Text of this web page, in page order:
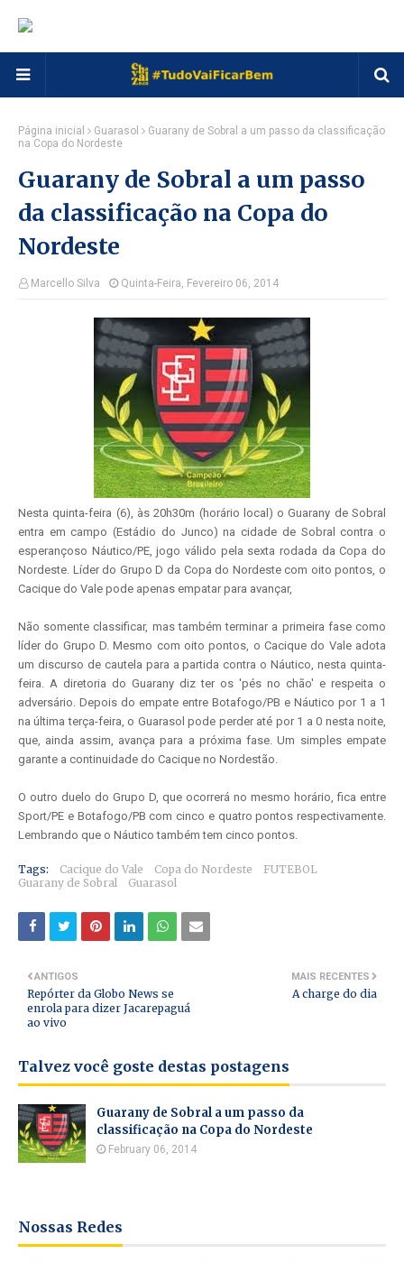
Página inicial Guarasol
Guarany de Sobral a um passo da classificação
na Copa do Nordeste
Guarany de Sobral a um passo
da classificação na Copa do
Nordeste
Marcello Silva Quinta-Feira, Fevereiro 06, 2014
Nesta quinta-feira (6), às 20h30m (horário local) o Guarany de Sobral
entra em campo (Estádio do Junco) na cidade de Sobral contra o
esperançoso Náutico/PE, jogo válido pela sexta rodada da Copa do
Nordeste. Líder do Grupo D da Copa do Nordeste com oito pontos, o
Cacique do Vale pode apenas empatar para avançar,
Não somente classificar, mas também terminar a primeira fase como
líder do Grupo D. Mesmo com oito pontos, o Cacique do Vale adota
um discurso de cautela para a partida contra o Náutico, nesta quinta-
feira. A diretoria do Guarany diz ter os 'pés no chão' e respeita o
adversário. Depois do empate entre Botafogo/PB e Náutico por 1 a 1
na última terça-feira, o Guarasol pode perder até por 1 a 0 nesta noite,
que, ainda assim, avança para a próxima fase. Um simples empate
garante a continuidade do Cacique no Nordestão.
O outro duelo do Grupo D, que ocorrerá no mesmo horário, fica entre
Sport/PE e Botafogo/PB com cinco e quatro pontos respectivamente.
Lembrando que o Náutico também tem cinco pontos.
Tags: Cacique do Vale Copa do Nordeste
FUTEBOL
Guarany de Sobral
Guarasol
MAIS RECENTES
A charge do dia
ANTIGOS
Repórter da Globo News se
enrola para dizer Jacarepaguá
ao vivo
Talvez você goste destas postagens
Guarany de Sobral a um passo da
classificação na Copa do Nordeste
February 06, 2014
Nossas Redes